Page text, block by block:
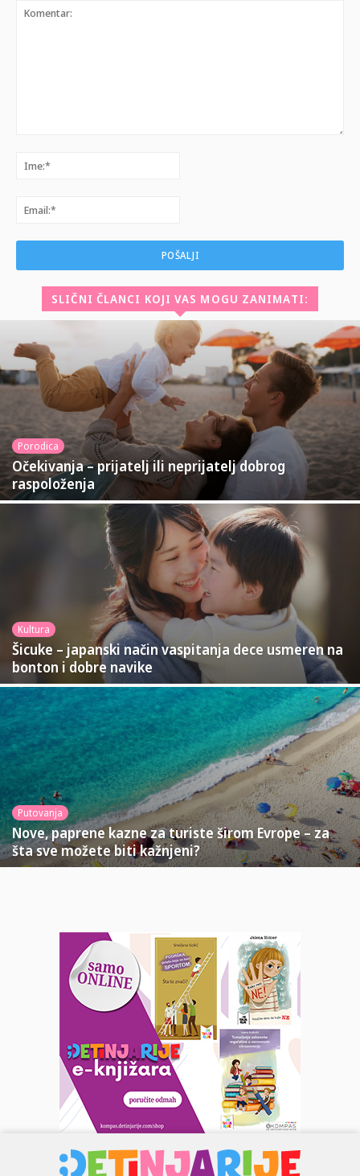
SLIČNI ČLANCI KOJI VAS MOGU ZANIMATI:
Porodica
Očekivanja – prijatelj ili neprijatelj dobrog
raspoloženja
Kultura
Šicuke – japanski način vaspitanja dece usmeren na
bonton i dobre navike
Putovanja
Nove, paprene kazne za turiste širom Evrope – za
šta sve možete biti kažnjeni?